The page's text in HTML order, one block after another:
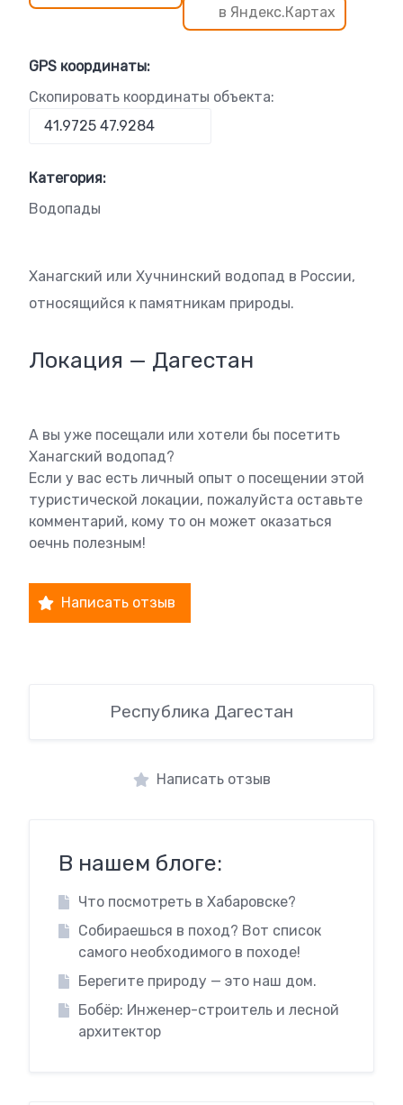
в Яндекс.Картах
GPS координаты:
Скопировать координаты объекта:
Категория:
Водопады
Ханагский или Хучнинский водопад в России,
относящийся к памятникам природы.
Локация — Дагестан
А вы уже посещали или хотели бы посетить
Ханагский водопад?
Если у вас есть личный опыт о посещении этой
туристической локации, пожалуйста оставьте
комментарий, кому то он может оказаться
оечнь полезным!
Написать отзыв
Республика Дагестан
Написать отзыв
В нашем блоге:
Что посмотреть в Хабаровске?
Собираешься в поход? Вот список
самого необходимого в походе!
Берегите природу — это наш дом.
Бобёр: Инженер-строитель и лесной
архитектор